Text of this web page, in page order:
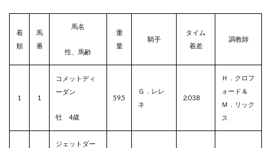
着
順
馬
番
馬名
性、馬齢
重
量
騎手
タイム
着差
調教師
1 1
コメットディ
ーダン
牡 4歳
59.5
Ｇ．レレ
ネ
2:03.8
Ｈ．クロフ
ォード＆
Ｍ．リック
ス
ジェットダー